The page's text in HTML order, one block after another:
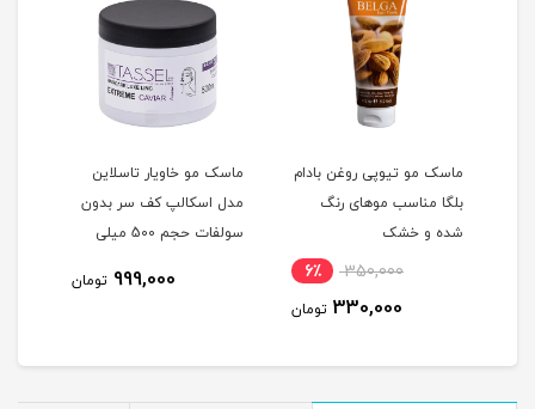
ماسک مو تیوپی روغن بادام
بلگا مناسب موهای رنگ
شده و خشک
350,000 6٪
330,000 تومان
ماسک مو خاویار تاسلاین
مدل اسکالپ کف سر بدون
سولفات حجم 500 میلی
999,000 تومان